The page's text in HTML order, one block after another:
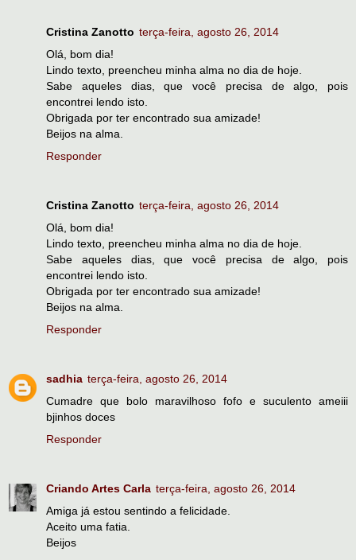
Cristina Zanotto terça-feira, agosto 26, 2014
Olá, bom dia!
Lindo texto, preencheu minha alma no dia de hoje.
Sabe aqueles dias, que você precisa de algo, pois
encontrei lendo isto.
Obrigada por ter encontrado sua amizade!
Beijos na alma.
Responder
Cristina Zanotto terça-feira, agosto 26, 2014
Olá, bom dia!
Lindo texto, preencheu minha alma no dia de hoje.
Sabe aqueles dias, que você precisa de algo, pois
encontrei lendo isto.
Obrigada por ter encontrado sua amizade!
Beijos na alma.
Responder
sadhia terça-feira, agosto 26, 2014
Cumadre que bolo maravilhoso fofo e suculento ameiii
bjinhos doces
Responder
Criando Artes Carla terça-feira, agosto 26, 2014
Amiga já estou sentindo a felicidade.
Aceito uma fatia.
Beijos